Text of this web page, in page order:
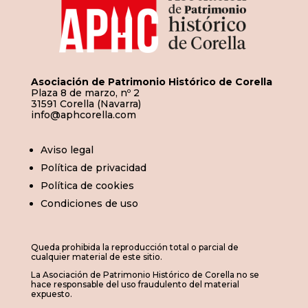
Asociación de Patrimonio Histórico de Corella
Plaza 8 de marzo, nº 2
31591 Corella (Navarra)
info@aphcorella.com
Aviso legal
Política de privacidad
Política de cookies
Condiciones de uso
Queda prohibida la reproducción total o parcial de
cualquier material de este sitio.
La Asociación de Patrimonio Histórico de Corella no se
hace responsable del uso fraudulento del material
expuesto.